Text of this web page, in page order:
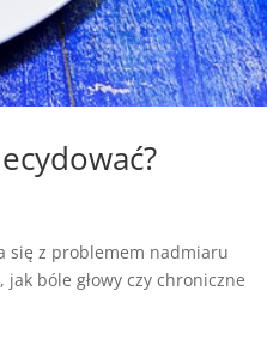
się z problemem nadmiaru
bóle głowy czy chroniczne